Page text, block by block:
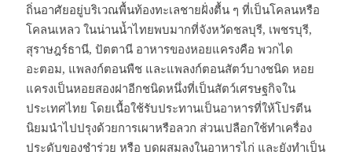
ถิ่นอาศัยอยู่บริเวณพื้นท้องทะเลชายฝั่งตื้น ๆ ที่เป็นโคลนหรือ
โคลนเหลว ในน่านน้ำไทยพบมากที่จังหวัดชลบุรี, เพชรบุรี,
สุราษฎร์ธานี, ปัตตานี อาหารของหอยแครงคือ พวกได
อะตอม, แพลงก์ตอนพืช และแพลงก์ตอนสัตว์บางชนิด หอย
แครงเป็นหอยสองฝาอีกชนิดหนึ่งที่เป็นสัตว์เศรษฐกิจใน
ประเทศไทย โดยเนื้อใช้รับประทานเป็นอาหารที่ให้โปรตีน
นิยมนำไปปรุงด้วยการเผาหรือลวก ส่วนเปลือกใช้ทำเครื่อง
ประดับของชำร่วย หรือ บดผสมลงในอาหารไก่ และยังทำเป็น